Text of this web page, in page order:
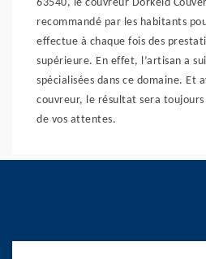
63540, le couvreur Dorkeld
recommandé par les habitants
effectue à chaque fois des
supérieure. En effet, l’artisan a
spécialisées dans ce domaine. Et
couvreur, le résultat sera
de vos attentes.